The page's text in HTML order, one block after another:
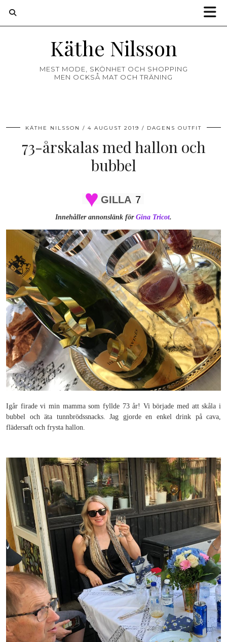
Käthe Nilsson
MEST MODE, SKÖNHET OCH SHOPPING
MEN OCKSÅ MAT OCH TRÄNING
KÄTHE NILSSON 4 AUGUST 2019 DAGENS OUTFIT
73-årskalas med hallon och
bubbel
GILLA 7
Innehåller annonslänk för Gina Tricot.
Igår firade vi min mamma som fyllde 73 år! Vi började med att skåla i
bubbel och äta tunnbrödssnacks. Jag gjorde en enkel drink på cava,
flädersaft och frysta hallon.